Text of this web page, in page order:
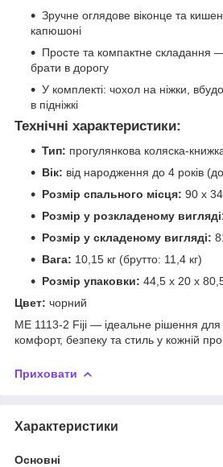
Зручне оглядове віконце та
капюшоні
Просте та компактне складання —
брати в дорогу
У комплекті: чохол на ніжки,
в підніжкі
Технічні характеристики:
Тип: прогулянкова коляска-
Вік: від народження до 4 років
Розмір спального місця: 90 х
Розмір у розкладеному
Розмір у складеному вигляді:
Вага: 10,15 кг (брутто: 11,4 кг)
Розмір упаковки: 44,5 х 20 х
Цвет: чорний
ME 1113-2 Fiji — ідеальне рішення для
комфорт, безпеку та стиль у кожній
Приховати
Характеристики
Основні